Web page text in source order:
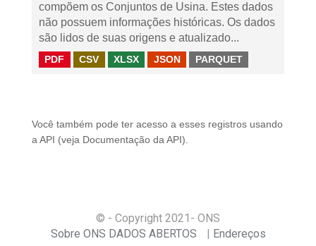
compõem os Conjuntos de Usina. Estes dados
não possuem informações históricas. Os dados
são lidos de suas origens e atualizado...
PDF CSV XLSX JSON PARQUET
Você também pode ter acesso a esses registros usando
a API (veja Documentação da API ).
© - Copyright 2021 - ONS
Sobre ONS DADOS ABERTOS
Endereços